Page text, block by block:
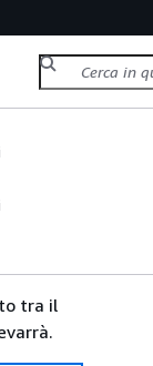
tra il